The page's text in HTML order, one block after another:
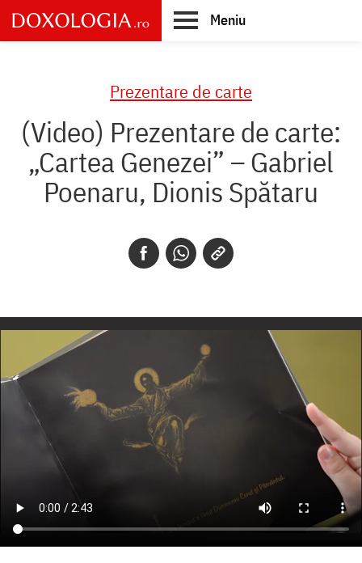
Skip
to
main
Meniu
Prezentare de carte
(Video) Prezentare de carte:
„Cartea Genezei” – Gabriel
Poenaru, Dionis Spătaru